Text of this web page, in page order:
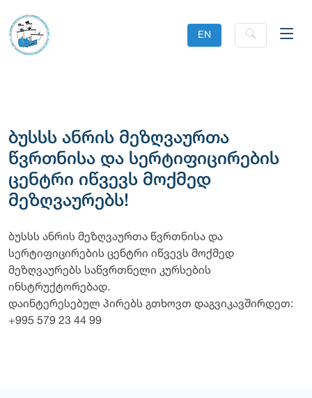
EN
ბუსსს ანრის მეზღვაურთა
წვრთნისა და სერტიფიცირების
ცენტრი იწვევს მოქმედ
მეზღვაურებს!
ბუსსს ანრის მეზღვაურთა წვრთნისა და
სერტიფიცირების ცენტრი იწვევს მოქმედ
მეზღვაურებს საწვრთნელი კურსების
ინსტრუქტორებად.
დაინტერესებულ პირებს გთხოვთ დაგვიკავშირდეთ:
+995 579 23 44 99